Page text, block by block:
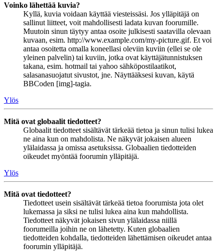
Voinko lähettää kuvia?
Kyllä, kuvia voidaan käyttää viesteissäsi. Jos ylläpitäjä on
sallinut liitteet, voit mahdollisesti ladata kuvan foorumille.
Muutoin sinun täytyy antaa osoite julkisesti saatavilla olevaan
kuvaan, esim. http://www.example.com/my-picture.gif. Et voi
antaa osoitetta omalla koneellasi oleviin kuviin (ellei se ole
yleinen palvelin) tai kuviin, jotka ovat käyttäjätunnistuksen
takana, esim. hotmail tai yahoo sähköpostilaatikot,
salasanasuojatut sivustot, jne. Näyttääksesi kuvan, käytä
BBCoden [img]-tagia.
Ylös
Mitä ovat globaalit tiedotteet?
Globaalit tiedotteet sisältävät tärkeää tietoa ja sinun tulisi lukea
ne aina kun on mahdolista. Ne näkyvät jokaisen alueen
ylälaidassa ja omissa asetuksissa. Globaalien tiedotteiden
oikeudet myöntää foorumin ylläpitäjä.
Ylös
Mitä ovat tiedotteet?
Tiedotteet usein sisältävät tärkeää tietoa foorumista jota olet
lukemassa ja siksi ne tulisi lukea aina kun mahdollista.
Tiedotteet näkyvät jokaisen sivun ylälaidassa niillä
foorumeilla joihin ne on lähetetty. Kuten globaalien
tiedotteiden kohdalla, tiedotteiden lähettämisen oikeudet antaa
foorumin ylläpitäjä.